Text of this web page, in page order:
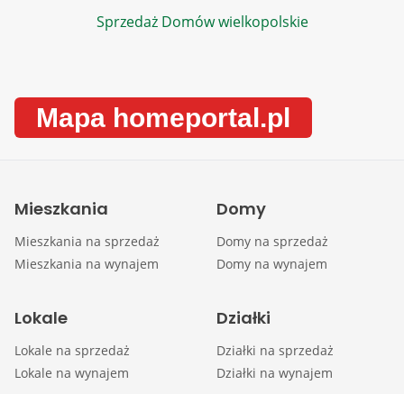
Sprzedaż Domów wielkopolskie
Mapa homeportal.pl
Mieszkania
Mieszkania na sprzedaż
Mieszkania na wynajem
Domy
Domy na sprzedaż
Domy na wynajem
Lokale
Lokale na sprzedaż
Lokale na wynajem
Działki
Działki na sprzedaż
Działki na wynajem